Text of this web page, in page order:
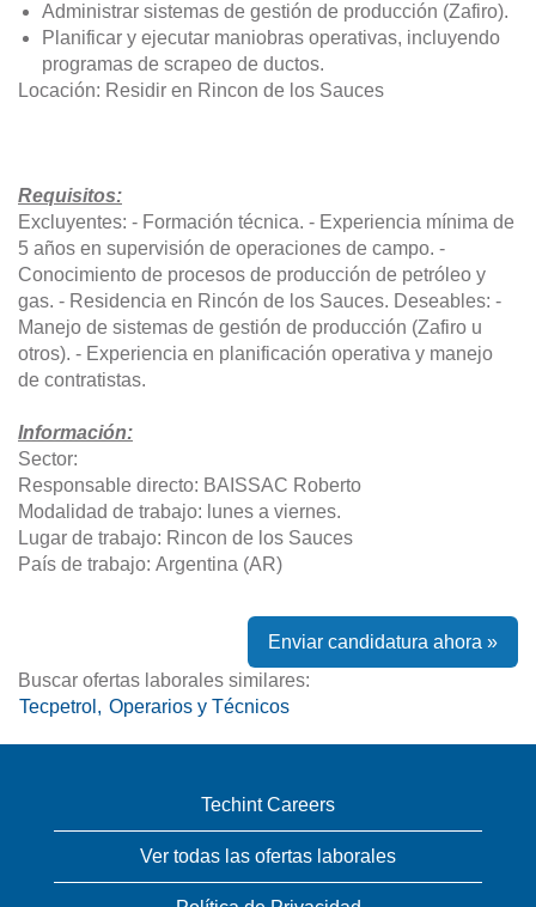
Administrar sistemas de gestión de producción (Zafiro).
Planificar y ejecutar maniobras operativas, incluyendo
programas de scrapeo de ductos.
Locación: Residir en Rincon de los Sauces
Requisitos:
Excluyentes: - Formación técnica. - Experiencia mínima de
5 años en supervisión de operaciones de campo. -
Conocimiento de procesos de producción de petróleo y
gas. - Residencia en Rincón de los Sauces. Deseables: -
Manejo de sistemas de gestión de producción (Zafiro u
otros). - Experiencia en planificación operativa y manejo
de contratistas.
Información:
Sector:
Responsable directo: BAISSAC Roberto
Modalidad de trabajo: lunes a viernes.
Lugar de trabajo: Rincon de los Sauces
País de trabajo: Argentina (AR)
Enviar candidatura ahora »
Buscar ofertas laborales similares:
Tecpetrol, Operarios y Técnicos
Techint Careers
Ver todas las ofertas laborales